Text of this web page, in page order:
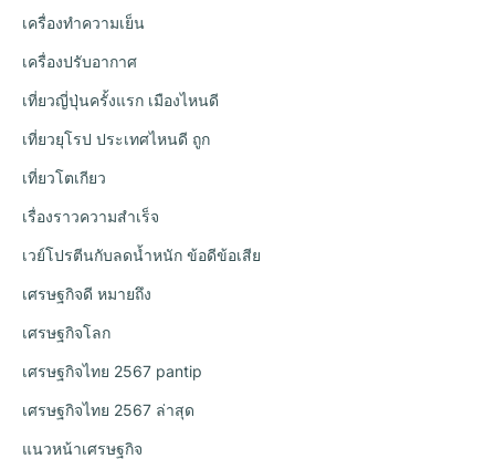
เครื่องทำความเย็น
เครื่องปรับอากาศ
เที่ยวญี่ปุ่นครั้งแรก เมืองไหนดี
เที่ยวยุโรป ประเทศไหนดี ถูก
เที่ยวโตเกียว
เรื่องราวความสำเร็จ
เวย์โปรตีนกับลดน้ำหนัก ข้อดีข้อเสีย
เศรษฐกิจดี หมายถึง
เศรษฐกิจโลก
เศรษฐกิจไทย 2567 pantip
เศรษฐกิจไทย 2567 ล่าสุด
แนวหน้าเศรษฐกิจ